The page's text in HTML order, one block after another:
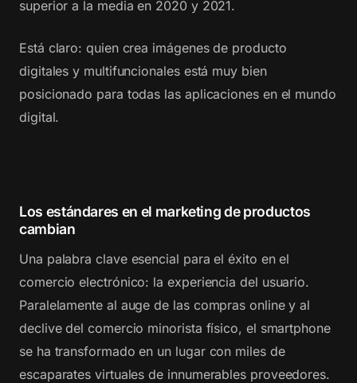
superior a la media en 2020 y 2021.
Está claro: quien crea imágenes de producto
digitales y multifuncionales está muy bien
posicionado para todas las aplicaciones en el mundo
digital.
Los estándares en el marketing de productos
cambian
Una palabra clave esencial para el éxito en el
comercio electrónico: la experiencia del usuario.
Paralelamente al auge de las compras online y al
declive del comercio minorista físico, el smartphone
se ha transformado en un lugar con miles de
escaparates virtuales de innumerables proveedores.